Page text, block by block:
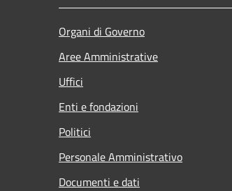
Organi di Governo
Aree Amministrative
Uffici
Enti e fondazioni
Politici
Personale Amministrativo
Documenti e dati